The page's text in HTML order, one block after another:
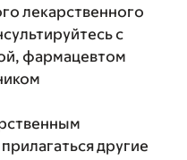
лекарственного
с
фармацевтом
другие